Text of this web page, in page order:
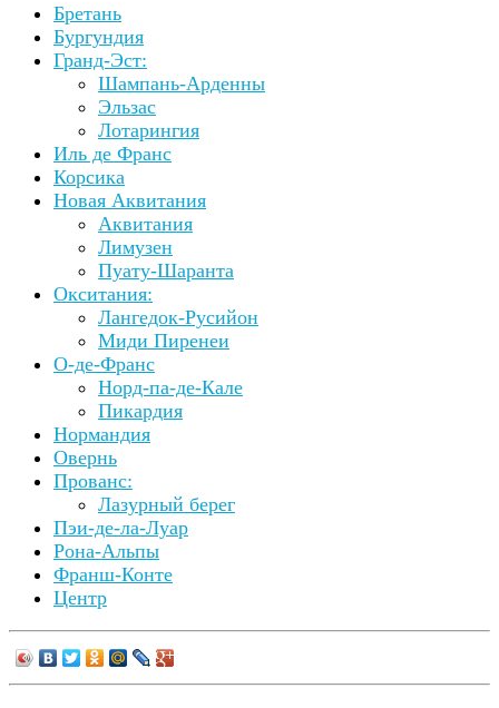
Бретань
Бургундия
Гранд-Эст:
Шампань-Арденны
Эльзас
Лотарингия
Иль де Франс
Корсика
Новая Аквитания
Аквитания
Лимузен
Пуату-Шаранта
Окситания:
Лангедок-Русийон
Миди Пиренеи
О-де-Франс
Норд-па-де-Кале
Пикардия
Нормандия
Овернь
Прованс:
Лазурный берег
Пэи-де-ла-Луар
Рона-Альпы
Франш-Конте
Центр